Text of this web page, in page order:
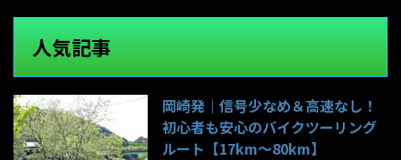
人気記事
岡崎発｜信号少なめ＆高速なし！
初心者も安心のバイクツーリング
ルート【17km〜80km】